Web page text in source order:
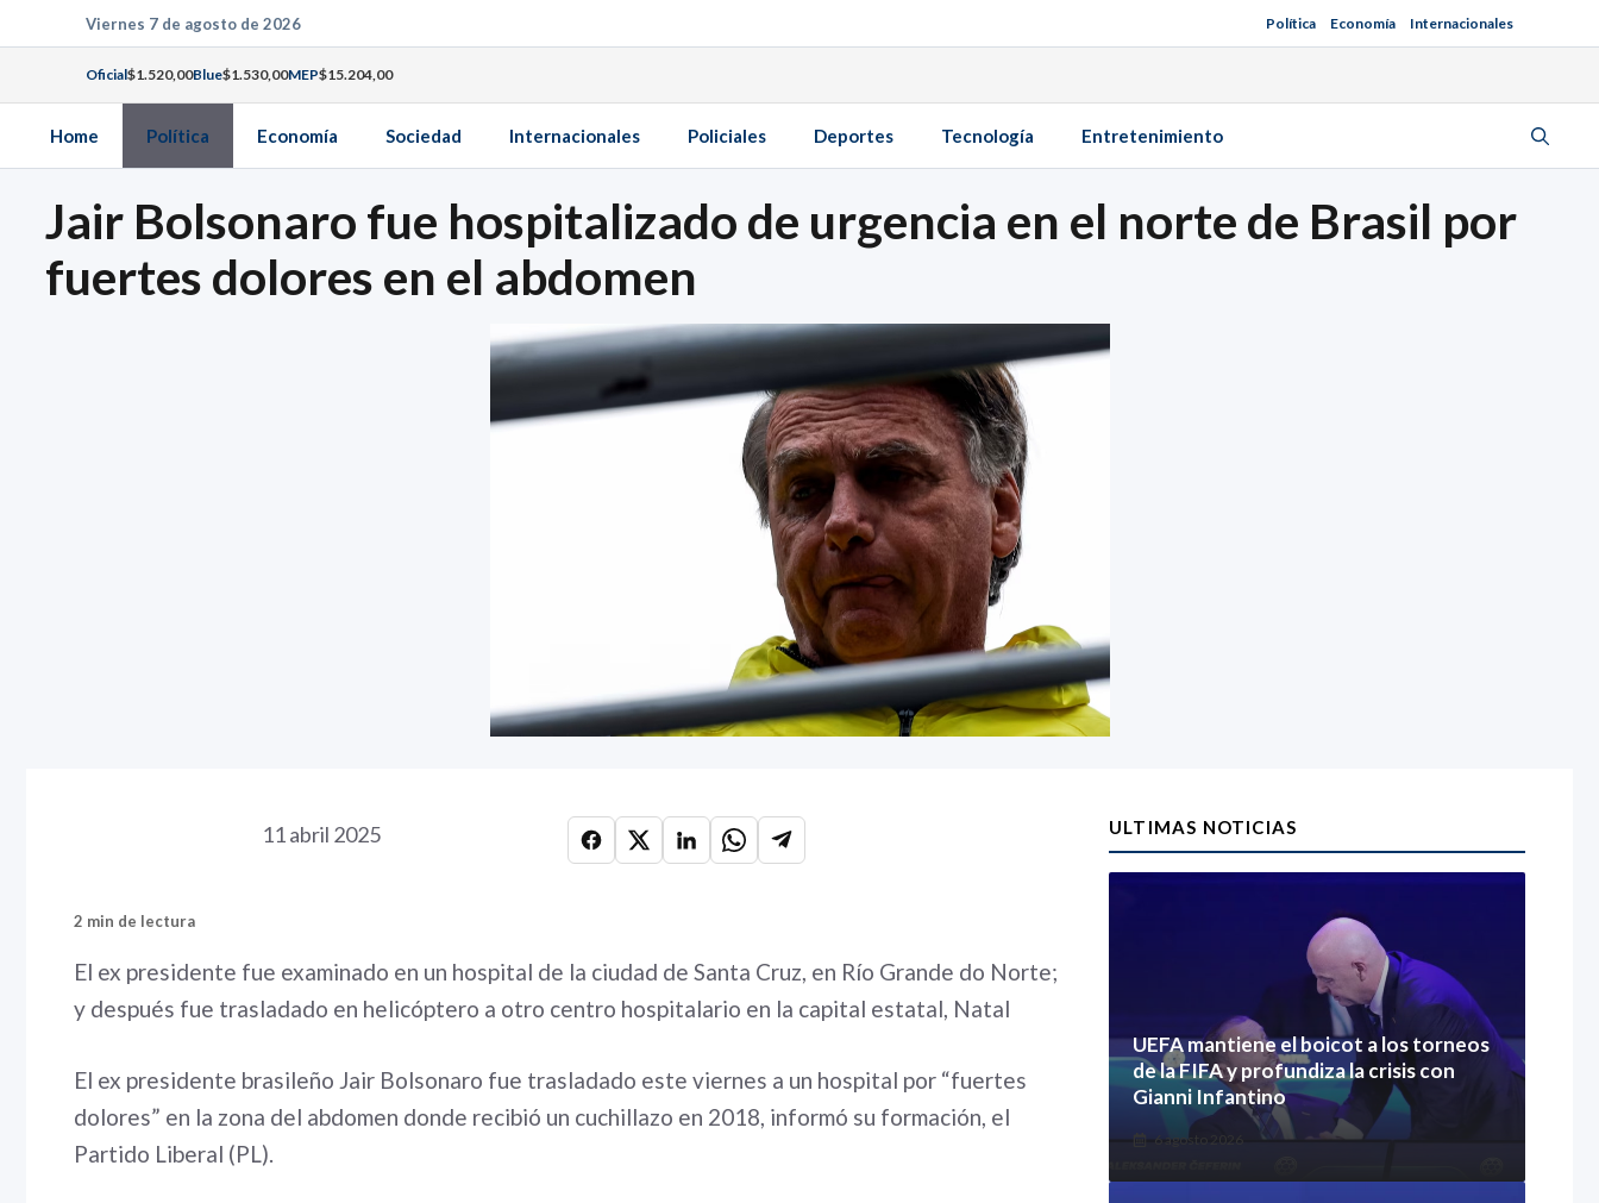
al
contenido
Viernes 7 de agosto de 2026 Política Economía Internacionales
Oficial$1.520,00Blue$1.530,00MEP$15.204,00
Home Política Economía Sociedad Internacionales Policiales Deportes Tecnología Entretenimiento
Jair Bolsonaro fue hospitalizado de urgencia en el norte de Brasil por
fuertes dolores en el abdomen
11 abril 2025
2 min de lectura
El ex presidente fue examinado en un hospital de la ciudad de Santa Cruz, en Río Grande do Norte;
y después fue trasladado en helicóptero a otro centro hospitalario en la capital estatal, Natal
El ex presidente brasileño Jair Bolsonaro fue trasladado este viernes a un hospital por “fuertes
dolores” en la zona del abdomen donde recibió un cuchillazo en 2018, informó su formación, el
Partido Liberal (PL).
ULTIMAS NOTICIAS
UEFA mantiene el boicot a los torneos
de la FIFA y profundiza la crisis con
Gianni Infantino
6 agosto 2026